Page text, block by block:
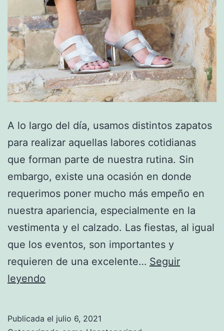
A lo largo del día, usamos distintos zapatos
para realizar aquellas labores cotidianas
que forman parte de nuestra rutina. Sin
embargo, existe una ocasión en donde
requerimos poner mucho más empeño en
nuestra apariencia, especialmente en la
vestimenta y el calzado. Las fiestas, al igual
que los eventos, son importantes y
requieren de una excelente… Seguir
leyendo
Publicada el julio 6, 2021